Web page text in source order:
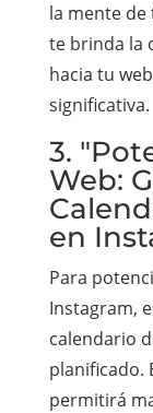
la mente
te brinda la
hacia tu
significativa.
3.
Web:
en
Para
Instagram,
calendario
planificado.
permitirá